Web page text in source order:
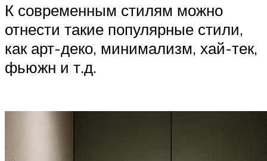
К современным стилям можно
отнести такие популярные стили,
как арт-деко, минимализм, хай-тек,
фьюжн и т.д.